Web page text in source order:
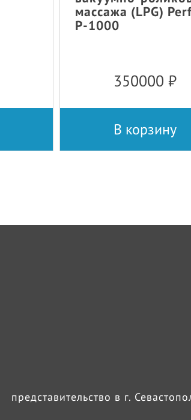
массажа (LPG)
P-1000
350000 ₽
В корзину
представительство в г.